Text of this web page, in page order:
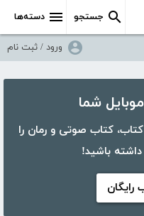
دسته‌ها جستجو
ورود / ثبت نام
با اپلیکیشن کتابراه، بیش از ۵۰،۰۰۰ کتاب، کتاب صوتی و رمان را
باشید!
رایگان